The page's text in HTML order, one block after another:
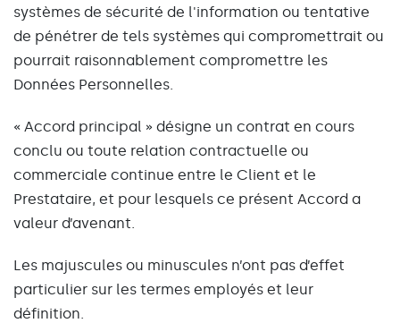
systèmes de sécurité de l'information ou tentative
de pénétrer de tels systèmes qui compromettrait ou
pourrait raisonnablement compromettre les
Données Personnelles.
« Accord principal » désigne un contrat en cours
conclu ou toute relation contractuelle ou
commerciale continue entre le Client et le
Prestataire, et pour lesquels ce présent Accord a
valeur d’avenant.
Les majuscules ou minuscules n’ont pas d’effet
particulier sur les termes employés et leur
définition.